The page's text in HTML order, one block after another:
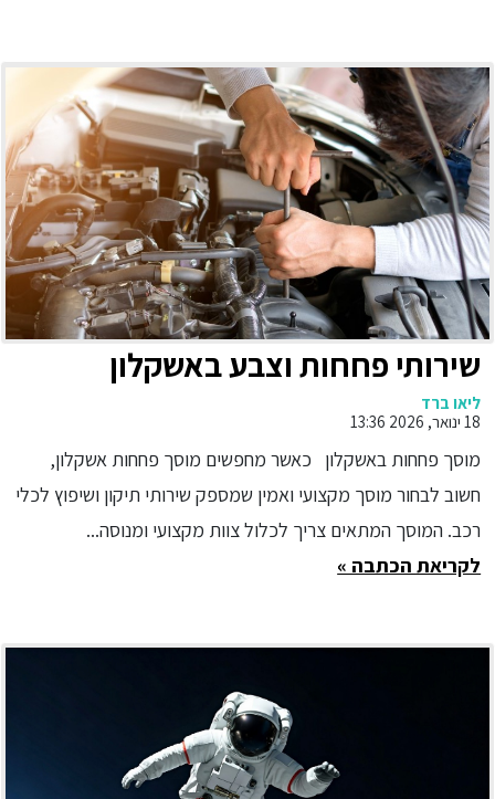
שירותי פחחות וצבע באשקלון
ליאו ברד
18 ינואר, 2026 13:36
מוסך פחחות באשקלון כאשר מחפשים מוסך פחחות אשקלון,
חשוב לבחור מוסך מקצועי ואמין שמספק שירותי תיקון ושיפוץ לכלי
רכב. המוסך המתאים צריך לכלול צוות מקצועי ומנוסה...
לקריאת הכתבה »